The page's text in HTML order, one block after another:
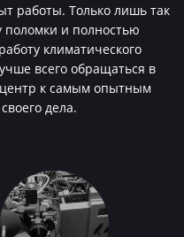
работы. Только лишь так
поломки и полностью
климатического
всего обращаться в
к самым опытным
дела.